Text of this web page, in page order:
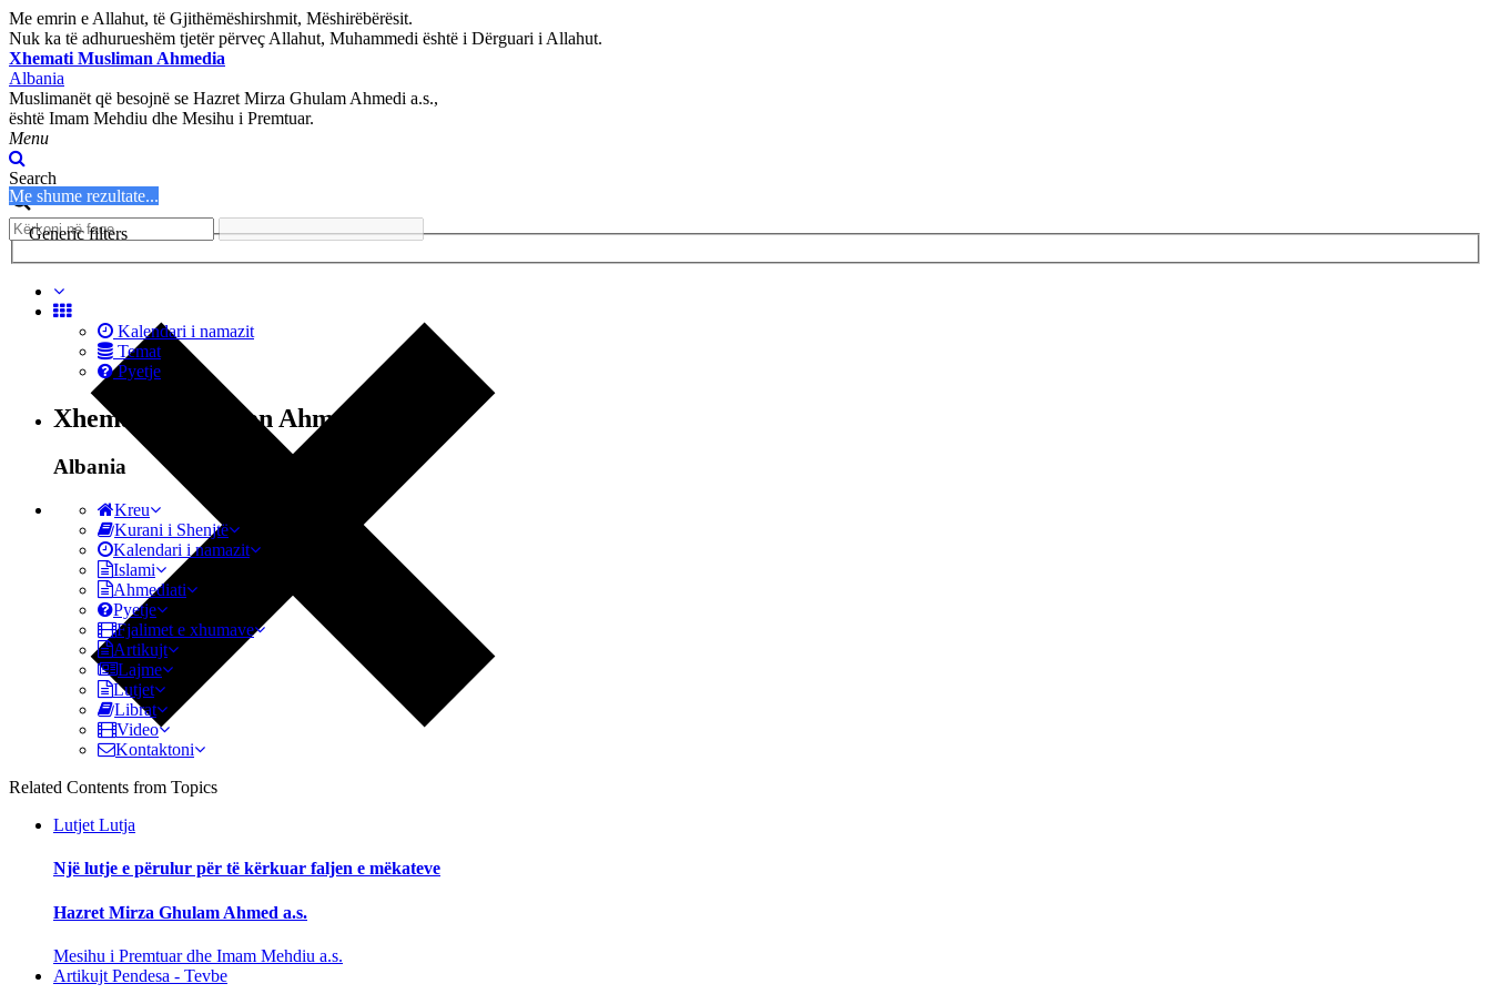
Me emrin e Allahut, të Gjithëmëshirshmit, Mëshirëbërësit.
Nuk ka të adhurueshëm tjetër përveç Allahut, Muhammedi është i Dërguari i Allahut.
Xhemati Musliman Ahmedia
Albania
Muslimanët që besojnë se Hazret Mirza Ghulam Ahmedi a.s.,
është Imam Mehdiu dhe Mesihu i Premtuar.
Menu
Search
Me shume rezultate...
Generic filters
Kalendari i namazit
Temat
Pyetje
Xhemati Musliman Ahmedia
Albania
Kreu
Kurani i Shenjtë
Kalendari i namazit
Islami
Ahmediati
Pyetje
Fjalimet e xhumave
Artikujt
Lajme
Lutjet
Librat
Video
Kontaktoni
Related Contents from Topics
Lutjet Lutja
Një lutje e përulur për të kërkuar faljen e mëkateve
Hazret Mirza Ghulam Ahmed a.s.
Mesihu i Premtuar dhe Imam Mehdiu a.s.
Artikujt Pendesa - Tevbe